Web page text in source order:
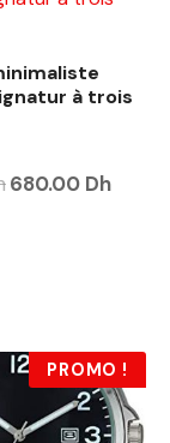
à trois
680.00 Dh
PROMO !